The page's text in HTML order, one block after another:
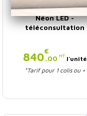
Néon LED -
téléconsultation
Prix
840€
,00 HT l'unité
*Tarif pour 1 colis ou +